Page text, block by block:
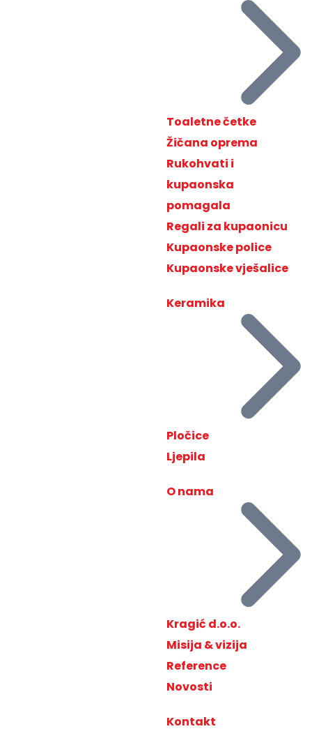
Toaletne četke
Žičana oprema
Rukohvati i
kupaonska
pomagala
Regali za kupaonicu
Kupaonske police
Kupaonske vješalice
Keramika
Pločice
Ljepila
O nama
Kragić d.o.o.
Misija & vizija
Reference
Novosti
Kontakt